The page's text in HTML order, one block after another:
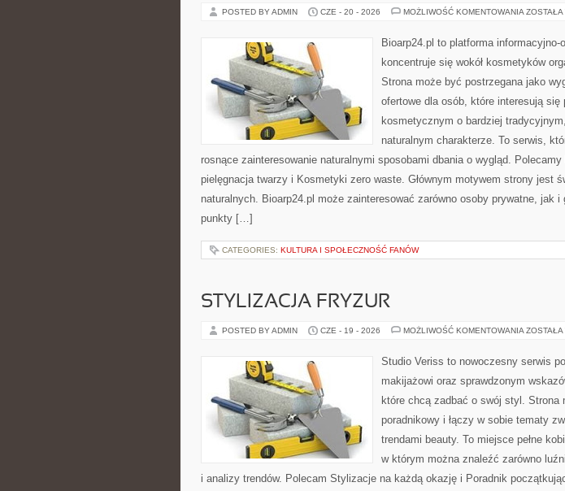
POSTED BY ADMIN CZE - 20 - 2026 MOŻLIWOŚĆ KOMENTOWANIA TRENDY
ZOSTAŁA
Bioarp24.pl to platforma informacyjno-
koncentruje się wokół kosmetyków
Strona może być postrzegana jako
ofertowe dla osób, które interesują się
kosmetycznym o bardziej
naturalnym charakterze. To serwis,
rosnące zainteresowanie naturalnymi sposobami dbania o wygląd. Polecamy
pielęgnacja twarzy i Kosmetyki zero waste. Głównym motywem strony jest
naturalnych. Bioarp24.pl może zainteresować zarówno osoby prywatne, jak i
punkty […]
CATEGORIES: KULTURA I SPOŁECZNOŚĆ FANÓW
STYLIZACJA FRYZUR
POSTED BY ADMIN CZE - 19 - 2026 MOŻLIWOŚĆ KOMENTOWANIA ZOSTAŁA
Studio Veriss to nowoczesny serwis
makijażowi oraz sprawdzonym
które chcą zadbać o swój styl. Strona
poradnikowy i łączy w sobie tematy
trendami beauty. To miejsce pełne
w którym można znaleźć zarówno
i analizy trendów. Polecam Stylizacje na każdą okazję i Poradnik